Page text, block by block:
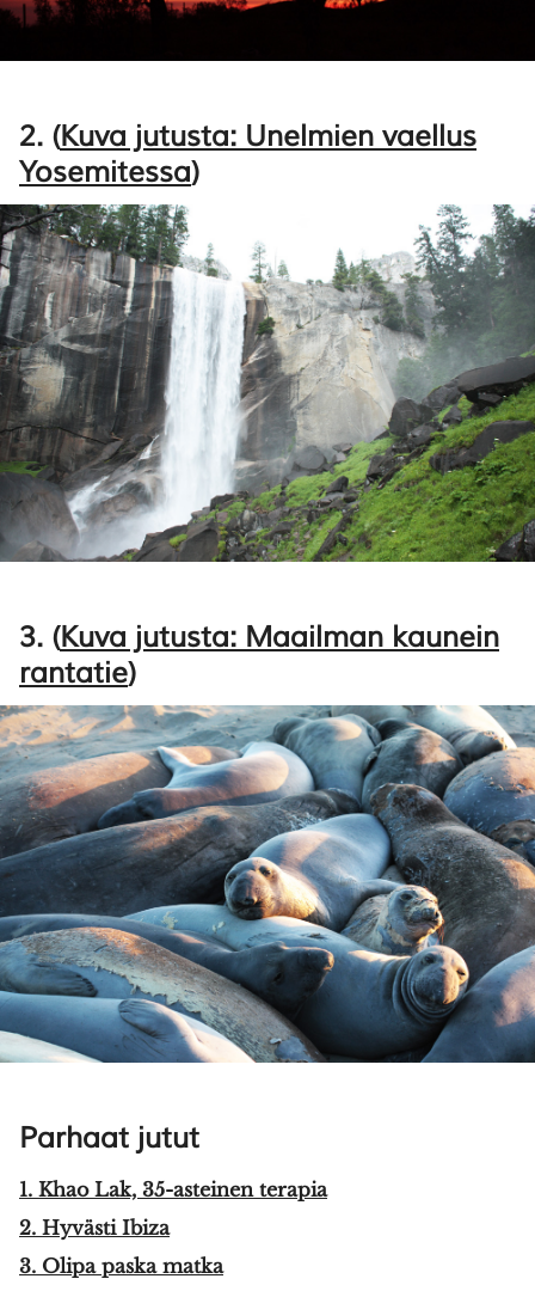
2. (Kuva jutusta: Unelmien vaellus
Yosemitessa)
3. (Kuva jutusta: Maailman kaunein
rantatie)
Parhaat jutut
1. Khao Lak, 35-asteinen terapia
2. Hyvästi Ibiza
3. Olipa paska matka